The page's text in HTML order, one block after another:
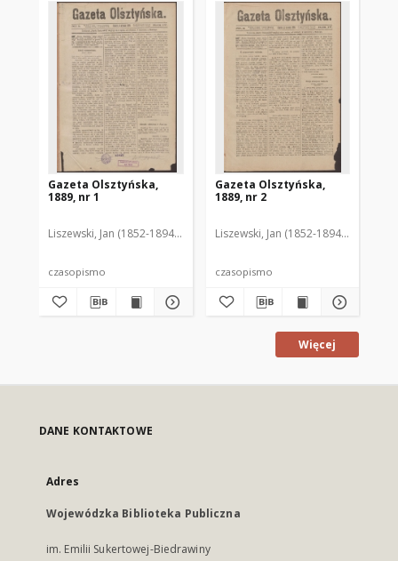
Gazeta Olsztyńska,
1889, nr 1
Liszewski, Jan (1852-1894). Red.
czasopismo
Gazeta Olsztyńska,
1889, nr 2
Liszewski, Jan (1852-1894). Red.
czasopismo
Więcej
DANE KONTAKTOWE
Adres
Wojewódzka Biblioteka Publiczna
im. Emilii Sukertowej-Biedrawiny